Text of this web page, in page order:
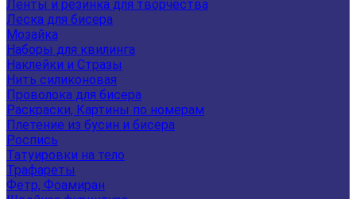
Ленты и резинка для творчества
Леска для бисера
Мозайка
Наборы для квилинга
Наклейки и Стразы
Нить силиконовая
Проволока для бисера
Раскраски, Картины по номерам
Плетение из бусин и бисера
Роспись
Татуировки на тело
Трафареты
Фетр, Фоамиран